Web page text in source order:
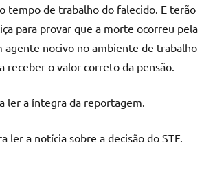
tempo de trabalho do falecido. E terão
para provar que a morte ocorreu pela
agente nocivo no ambiente de trabalho
receber o valor correto da pensão.
ler a íntegra da reportagem.
ler a notícia sobre a decisão do STF.